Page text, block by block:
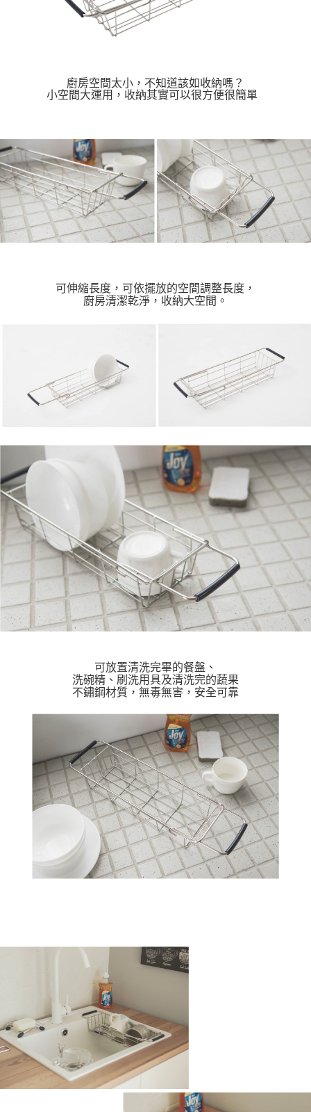
廚房空間太小，不知道該如收納嗎？
小空間大運用，收納其實可以很方便很簡單
可伸縮長度，可依擺放的空間調整長度，
廚房清潔乾淨，收納大空間。
可放置清洗完畢的餐盤、
洗碗精、刷洗用具及清洗完的蔬果
不鏽鋼材質，無毒無害，安全可靠